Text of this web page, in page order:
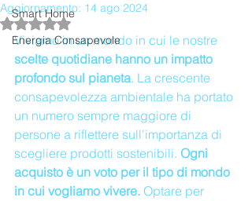
Smart Home
Energia Consapevole
Aggiornamento: 14 ago 2024
Valutazione NaN stelle su 5.
Viviamo in un mondo in cui le nostre
scelte quotidiane hanno un impatto
profondo sul pianeta. La crescente
consapevolezza ambientale ha portato
un numero sempre maggiore di
persone a riflettere sull'importanza di
scegliere prodotti sostenibili. Ogni
acquisto è un voto per il tipo di mondo
in cui vogliamo vivere. Optare per